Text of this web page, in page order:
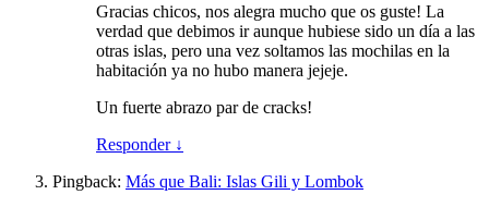
Gracias chicos, nos alegra mucho que os guste! La
verdad que debimos ir aunque hubiese sido un día a las
otras islas, pero una vez soltamos las mochilas en la
habitación ya no hubo manera jejeje.
Un fuerte abrazo par de cracks!
Responder ↓
Pingback: Más que Bali: Islas Gili y Lombok